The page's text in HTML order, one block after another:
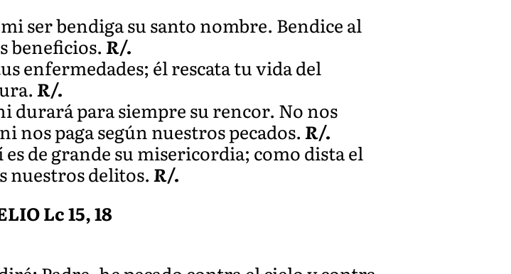
ser bendiga su santo nombre. Bendice al
beneficios.R/.
enfermedades; él rescata tu vida del
R/.
durará para siempre su rencor. No nos
nos paga según nuestros pecados.R/.
de grande su misericordia; como dista el
nuestros delitos.R/.
Lc 15, 18